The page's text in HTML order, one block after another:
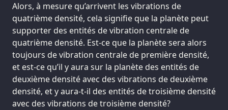
Alors, à mesure qu’arrivent les vibrations de
quatrième densité, cela signifie que la planète peut
supporter des entités de vibration centrale de
quatrième densité. Est-ce que la planète sera alors
toujours de vibration centrale de première densité,
et est-ce qu’il y aura sur la planète des entités de
deuxième densité avec des vibrations de deuxième
densité, et y aura-t-il des entités de troisième densité
avec des vibrations de troisième densité?